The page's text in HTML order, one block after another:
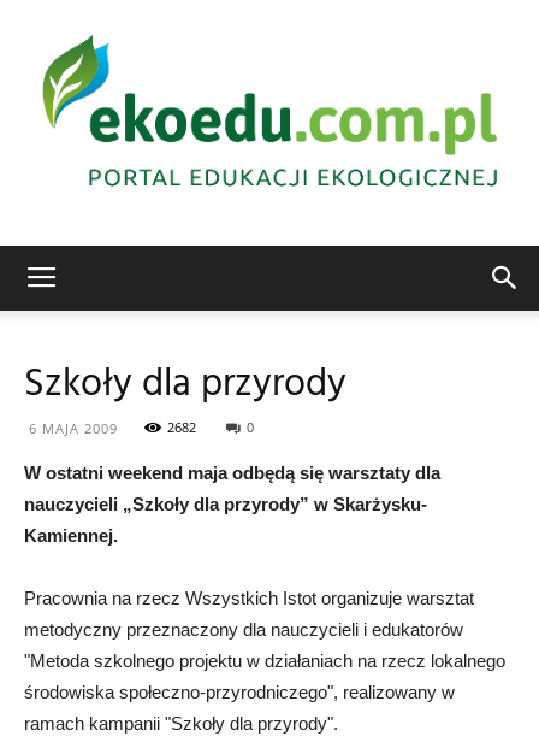
ekologiczna
Abrys
Szkoły dla przyrody
6 MAJA 2009 2682 0
W ostatni weekend maja odbędą się warsztaty dla
nauczycieli „Szkoły dla przyrody” w Skarżysku-
Kamiennej.
Pracownia na rzecz Wszystkich Istot organizuje warsztat
metodyczny przeznaczony dla nauczycieli i edukatorów
"Metoda szkolnego projektu w działaniach na rzecz lokalnego
środowiska społeczno-przyrodniczego", realizowany w
ramach kampanii "Szkoły dla przyrody".